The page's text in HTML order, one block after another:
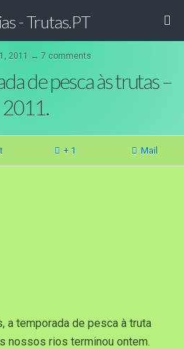
- Trutas.PT
2011 ↔ 7 comments
de pesca às trutas –
2011.
+ 1 Mail
a temporada de pesca à truta
nossos rios terminou ontem.